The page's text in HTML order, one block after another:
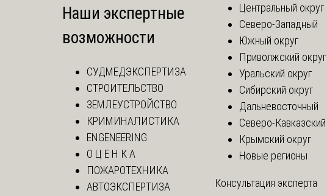
Наши экспертные
возможности
СУДМЕДЭКСПЕРТИЗА
СТРОИТЕЛЬСТВО
ЗЕМЛЕУСТРОЙСТВО
КРИМИНАЛИСТИКА
ENGENEERING
О Ц Е Н К А
ПОЖАРОТЕХНИКА
АВТОЭКСПЕРТИЗА
Центральный округ
Северо-Западный
Южный округ
Приволжский округ
Уральский округ
Сибирский округ
Дальневосточный
Северо-Кавказский
Крымский округ
Новые регионы
Консультация эксперта